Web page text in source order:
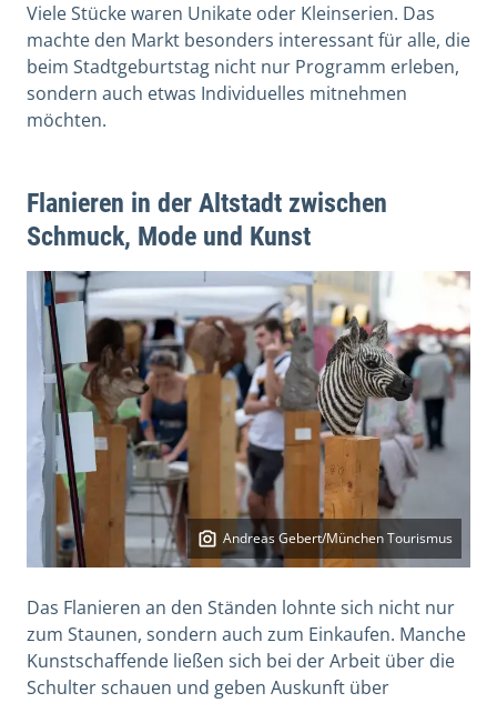
Viele Stücke waren Unikate oder Kleinserien. Das
machte den Markt besonders interessant für alle, die
beim Stadtgeburtstag nicht nur Programm erleben,
sondern auch etwas Individuelles mitnehmen
möchten.
Flanieren in der Altstadt zwischen
Schmuck, Mode und Kunst
Andreas Gebert/München Tourismus
Das Flanieren an den Ständen lohnte sich nicht nur
zum Staunen, sondern auch zum Einkaufen. Manche
Kunstschaffende ließen sich bei der Arbeit über die
Schulter schauen und geben Auskunft über